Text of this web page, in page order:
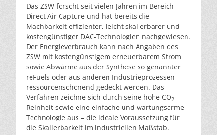
Das ZSW forscht seit vielen Jahren im Bereich
Direct Air Capture und hat bereits die
Machbarkeit effizienter, leicht skalierbarer und
kostengünstiger DAC-Technologien nachgewiesen.
Der Energieverbrauch kann nach Angaben des
ZSW mit kostengünstigem erneuerbarem Strom
sowie Abwärme aus der Synthese so genannter
reFuels oder aus anderen Industrieprozessen
ressourcenschonend gedeckt werden. Das
Verfahren zeichne sich durch seine hohe CO2-
Reinheit sowie eine einfache und wartungsarme
Technologie aus – die ideale Voraussetzung für
die Skalierbarkeit im industriellen Maßstab.